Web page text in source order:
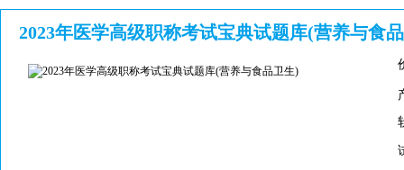
2023年医学高级职称考试宝典试题库(营养与食